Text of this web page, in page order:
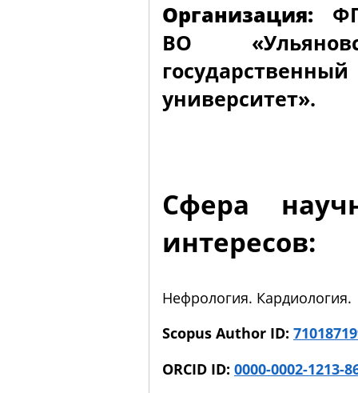
Организация:
ВО
государственный
университет».
Сфера
интересов:
Нефрология. Кардиология.
Scopus Author ID:
ORCID ID: 0000-0002-1213-